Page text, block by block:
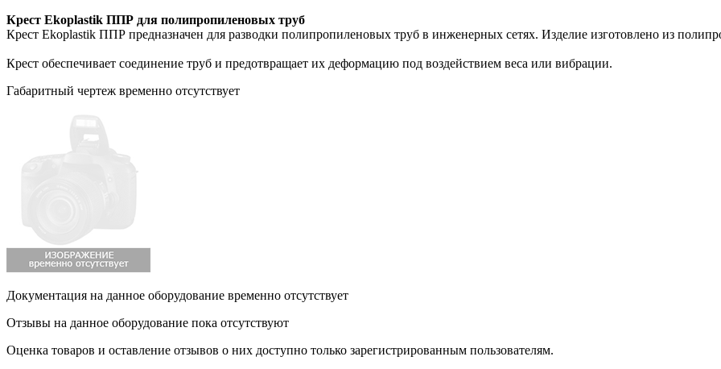
Крест Ekoplastik ППР для полипропиленовых труб
Крест Ekoplastik ППР предназначен для разводки полипропиленовых труб в инженерных сетях. Изделие изготовлено из
Крест обеспечивает соединение труб и предотвращает их деформацию под воздействием веса или вибрации.
Габаритный чертеж временно отсутствует
Документация на данное оборудование временно отсутствует
Отзывы на данное оборудование пока отсутствуют
Оценка товаров и оставление отзывов о них доступно только зарегистрированным пользователям.